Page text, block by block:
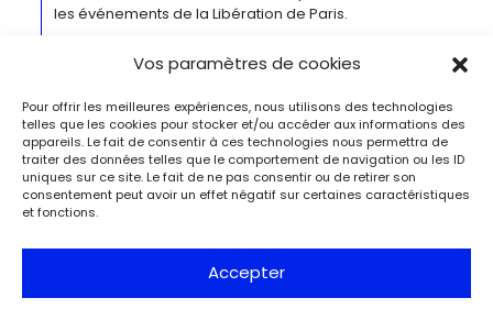
Vos paramètres de cookies
Pour offrir les meilleures expériences, nous utilisons des technologies
telles que les cookies pour stocker et/ou accéder aux informations des
appareils. Le fait de consentir à ces technologies nous permettra de
traiter des données telles que le comportement de navigation ou les ID
uniques sur ce site. Le fait de ne pas consentir ou de retirer son
consentement peut avoir un effet négatif sur certaines caractéristiques
et fonctions.
Accepter
les événements de la Libération de Paris.
Du 13.09.2026 au 03.01.2027
Georgia O’Keeffe. Architecture
Detroit
Detroit Institute of Arts
« Georgia O’Keeffe. Architecture » est une exposition
novatrice qui présente environ 35 peintures architecturales
réalisées entre les années 1920 et 1960. Pionnière de l’art
moderne, O’Keeffe a célébré la beauté et la complexité
œuvres remarquables. Tout au long de sa longue carrière,
l’artiste a puisé son inspiration dans […]